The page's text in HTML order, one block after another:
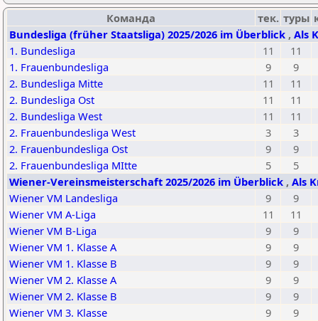
Команда тек. туры
Bundesliga (früher Staatsliga) 2025/2026 im Überblick , Als
1. Bundesliga
11
11
1. Frauenbundesliga
9
9
2. Bundesliga Mitte
11
11
2. Bundesliga Ost
11
11
2. Bundesliga West
11
11
2. Frauenbundesliga West
3
3
2. Frauenbundesliga Ost
9
9
2. Frauenbundesliga MItte
5
5
Wiener-Vereinsmeisterschaft 2025/2026 im Überblick , Als
Wiener VM Landesliga
9
9
Wiener VM A-Liga
11
11
Wiener VM B-Liga
9
9
Wiener VM 1. Klasse A
9
9
Wiener VM 1. Klasse B
9
9
Wiener VM 2. Klasse A
9
9
Wiener VM 2. Klasse B
9
9
Wiener VM 3. Klasse
9
9